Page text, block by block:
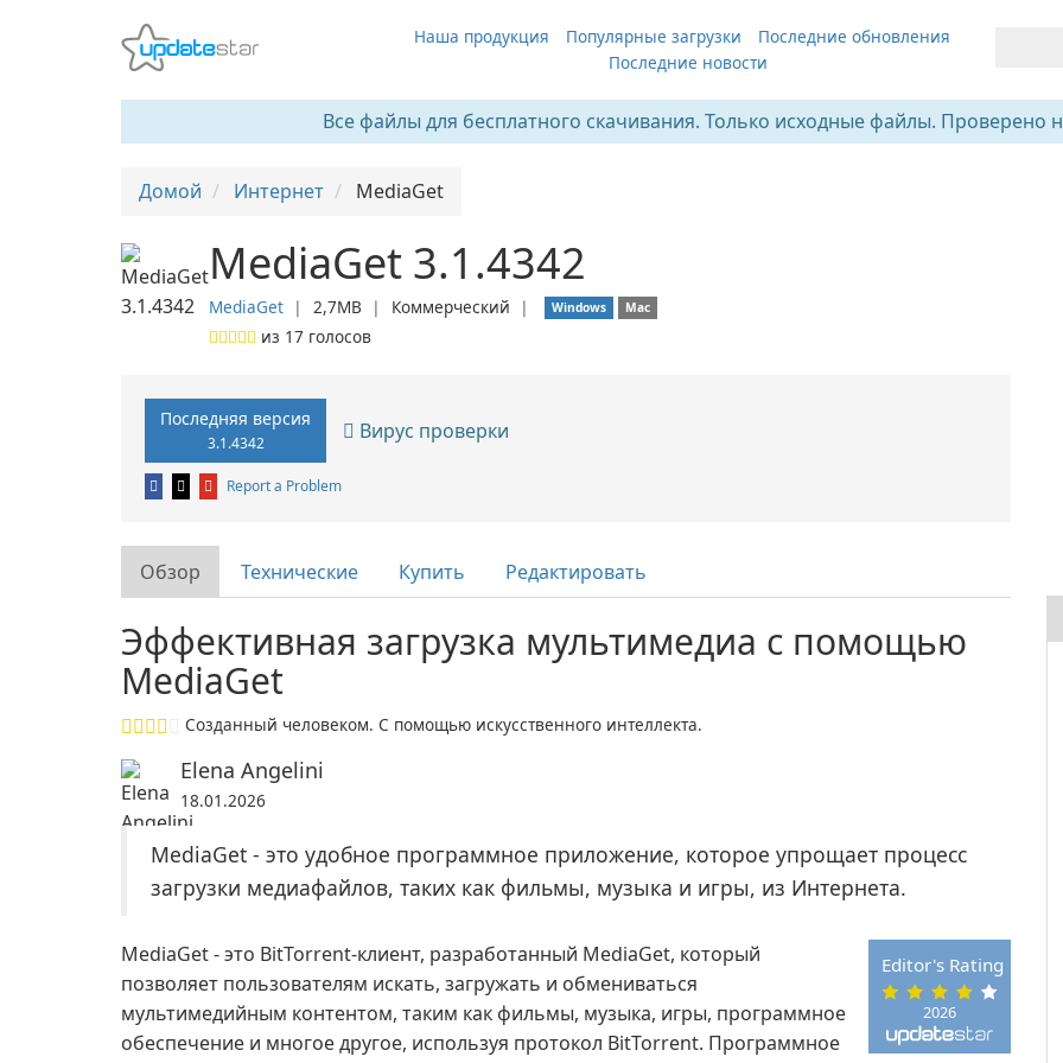
Наша продукция Популярные загрузки
Последние обновления
Последние новости
Все файлы для бесплатного скачивания. Только исходные файлы. Проверено
Домой Интернет MediaGet
MediaGet 3.1.4342
MediaGet ❘ 2,7MB ❘ Коммерческий ❘ Windows Mac
из 17 голосов
Последняя версия
3.1.4342 Вирус проверки
Report a Problem
Обзор Технические Купить Редактировать
Эффективная загрузка мультимедиа с помощью
MediaGet
Созданный человеком. С помощью искусственного интеллекта.
Elena Angelini
18.01.2026
MediaGet - это удобное программное приложение, которое упрощает процесс
загрузки медиафайлов, таких как фильмы, музыка и игры, из Интернета.
2026
Editor's Rating
MediaGet - это BitTorrent-клиент, разработанный MediaGet, который
позволяет пользователям искать, загружать и обмениваться
мультимедийным контентом, таким как фильмы, музыка, игры, программное
обеспечение и многое другое, используя протокол BitTorrent. Программное